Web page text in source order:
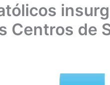
Centros de